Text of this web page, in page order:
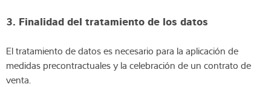
3. Finalidad del tratamiento de los datos
El tratamiento de datos es necesario para la aplicación de
medidas precontractuales y la celebración de un contrato de
venta.